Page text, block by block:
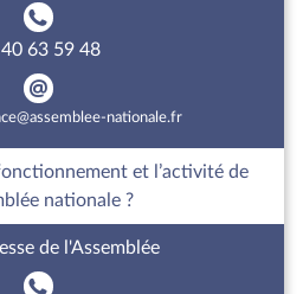
63 59 48
nationale.fr
et l’activité de
nationale ?
de l'Assemblée